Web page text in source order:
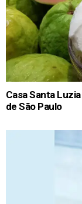
Casa Santa
de São Paulo